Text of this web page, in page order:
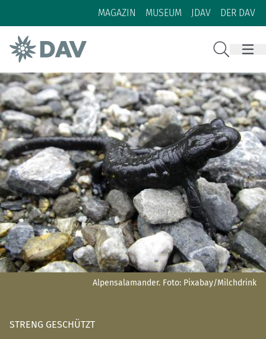
Zum Inhalt
Zur Footer-Navigation
MAGAZIN MUSEUM JDAV DER DAV
Alpensalamander. Foto: Pixabay/Milchdrink
STRENG GESCHÜTZT